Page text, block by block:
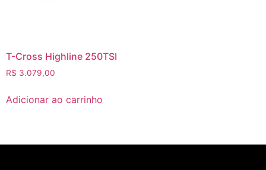
T-Cross Highline 250TSI
R$ 3.079,00
Adicionar ao carrinho